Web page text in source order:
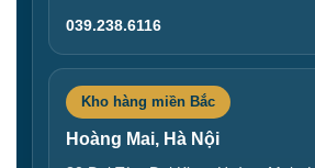
039.238.6116
Kho hàng miền Bắc
Hoàng Mai, Hà Nội